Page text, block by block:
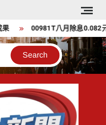
00981T八月除息0.082元